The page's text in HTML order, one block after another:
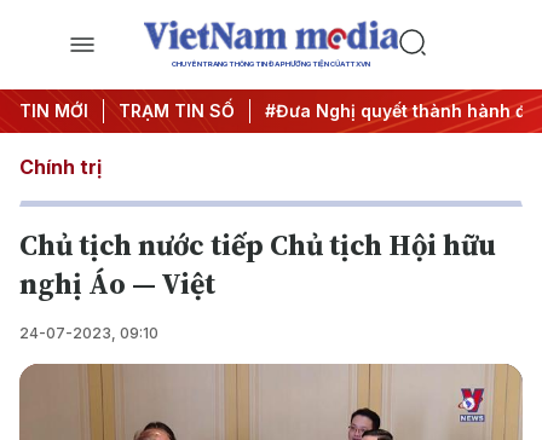
CHUYÊN TRANG THÔNG TIN ĐA PHƯƠNG TIỆN CỦA TTXVN
TIN MỚI TRẠM TIN SỐ
ương 3 #APEC 2027 #Đưa Nghị quyết thành hành động
Chính trị
Chủ tịch nước tiếp Chủ tịch Hội hữu
nghị Áo — Việt
24-07-2023, 09:10